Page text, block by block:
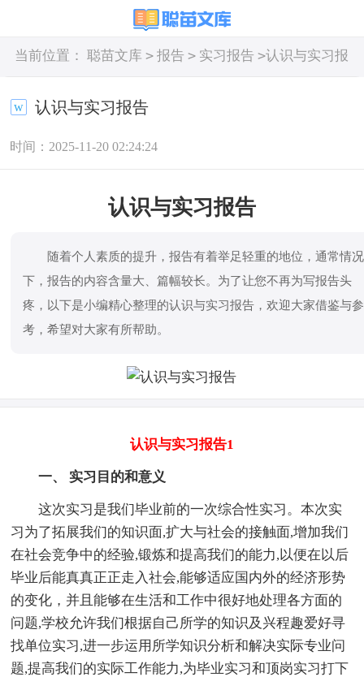
当前位置： 聪苗文库 > 报告 > 实习报告 >认识与实习报
认识与实习报告
时间：2025-11-20 02:24:24
认识与实习报告
随着个人素质的提升，报告有着举足轻重的地位，通常情况
下，报告的内容含量大、篇幅较长。为了让您不再为写报告头
疼，以下是小编精心整理的认识与实习报告，欢迎大家借鉴与参
考，希望对大家有所帮助。
认识与实习报告1
一、 实习目的和意义
这次实习是我们毕业前的一次综合性实习。本次实
习为了拓展我们的知识面,扩大与社会的接触面,增加我们
在社会竞争中的经验,锻炼和提高我们的能力,以便在以后
毕业后能真真正正走入社会,能够适应国内外的经济形势
的变化，并且能够在生活和工作中很好地处理各方面的
问题,学校允许我们根据自己所学的知识及兴程趣爱好寻
找单位实习,进一步运用所学知识分析和解决实际专业问
题,提高我们的实际工作能力,为毕业实习和顶岗实习打下